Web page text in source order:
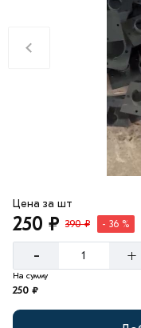
Цена за шт
250 ₽ 390 ₽ - 36 %
- +
На сумму
250 ₽